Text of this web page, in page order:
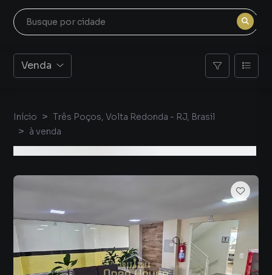
Venda
Início
Três Poços, Volta Redonda - RJ, Brasil
à venda